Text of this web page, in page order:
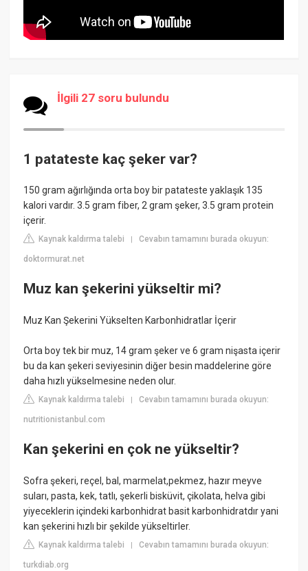
İlgili 27 soru bulundu
1 patateste kaç şeker var?
150 gram ağırlığında orta boy bir patateste yaklaşık 135
kalori vardır. 3.5 gram fiber, 2 gram şeker, 3.5 gram protein
içerir.
Kaynak kaldırma talebi |Cevabın tamamını burada okuyun:
doktormurat.net
Muz kan şekerini yükseltir mi?
Muz Kan Şekerini Yükselten Karbonhidratlar İçerir
Orta boy tek bir muz, 14 gram şeker ve 6 gram nişasta içerir
bu da kan şekeri seviyesinin diğer besin maddelerine göre
daha hızlı yükselmesine neden olur.
Kaynak kaldırma talebi |Cevabın tamamını burada okuyun:
nutritionistanbul.com
Kan şekerini en çok ne yükseltir?
Sofra şekeri, reçel, bal, marmelat,pekmez, hazır meyve
suları, pasta, kek, tatlı, şekerli bisküvit, çikolata, helva gibi
yiyeceklerin içindeki karbonhidrat basit karbonhidratdır yani
kan şekerini hızlı bir şekilde yükseltirler.
Kaynak kaldırma talebi |Cevabın tamamını burada okuyun:
turkdiab.org